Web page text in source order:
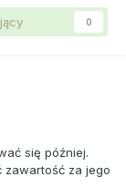
0
się później.
zawartość za jego